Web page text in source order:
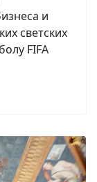
и
светских
FIFA